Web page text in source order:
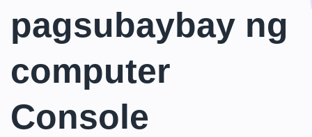
pagsubaybay ng
computer
Console